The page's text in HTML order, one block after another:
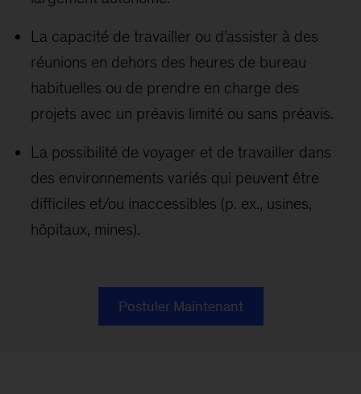
La capacité de travailler ou d’assister à des
réunions en dehors des heures de bureau
habituelles ou de prendre en charge des
projets avec un préavis limité ou sans préavis.
La possibilité de voyager et de travailler dans
des environnements variés qui peuvent être
difficiles et/ou inaccessibles (p. ex., usines,
hôpitaux, mines).
Postuler Maintenant